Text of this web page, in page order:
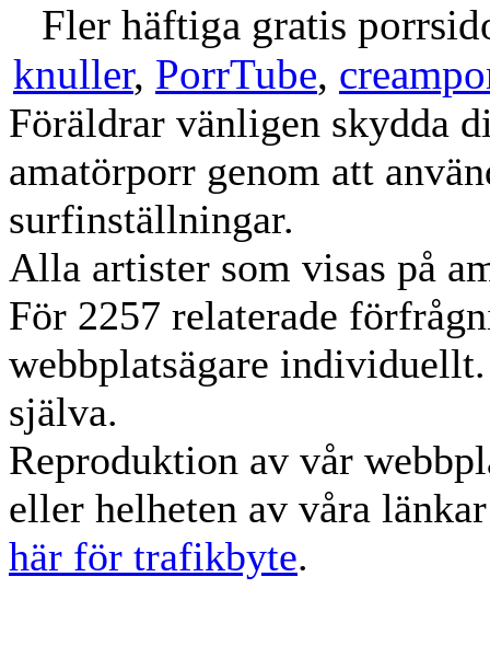
Fler häftiga gratis
knuller, PorrTube,
Föräldrar vänligen skydda
amatörporr genom att
surfinställningar.
Alla artister som visas på
För 2257 relaterade
webbplatsägare
själva.
Reproduktion av vår
eller helheten av våra
här för trafikbyte.